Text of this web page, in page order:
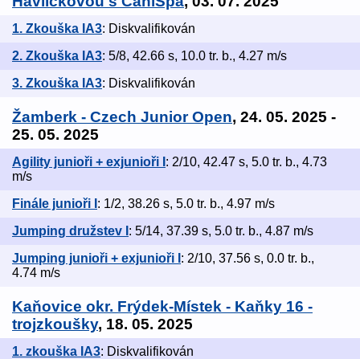
1. Zkouška IA3: Diskvalifikován
2. Zkouška IA3: 5/8, 42.66 s, 10.0 tr. b., 4.27 m/s
3. Zkouška IA3: Diskvalifikován
Žamberk - Czech Junior Open, 24. 05. 2025 -
25. 05. 2025
Agility junioři + exjunioři I : 2/10, 42.47 s, 5.0 tr. b., 4.73
m/s
Finále junioři I : 1/2, 38.26 s, 5.0 tr. b., 4.97 m/s
Jumping družstev I : 5/14, 37.39 s, 5.0 tr. b., 4.87 m/s
Jumping junioři + exjunioři I : 2/10, 37.56 s, 0.0 tr. b.,
4.74 m/s
Kaňovice okr. Frýdek-Místek - Kaňky 16 -
trojzkoušky, 18. 05. 2025
1. zkouška IA3: Diskvalifikován